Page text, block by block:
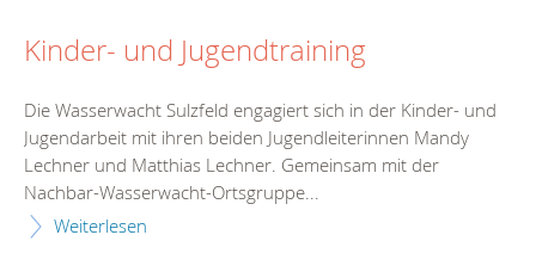
Kinder- und Jugendtraining
Die Wasserwacht Sulzfeld engagiert sich in der Kinder- und
Jugendarbeit mit ihren beiden Jugendleiterinnen Mandy
Lechner und Matthias Lechner. Gemeinsam mit der
Nachbar-Wasserwacht-Ortsgruppe...
Weiterlesen